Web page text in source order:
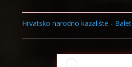
Hrvatsko narodno kazalište - Balet